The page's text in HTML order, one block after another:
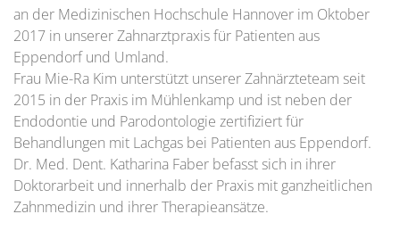
an der Medizinischen Hochschule Hannover im Oktober
2017 in unserer Zahnarztpraxis für Patienten aus
Eppendorf und Umland.
Frau Mie-Ra Kim unterstützt unserer Zahnärzteteam seit
2015 in der Praxis im Mühlenkamp und ist neben der
Endodontie und Parodontologie zertifiziert für
Behandlungen mit Lachgas bei Patienten aus Eppendorf.
Dr. Med. Dent. Katharina Faber befasst sich in ihrer
Doktorarbeit und innerhalb der Praxis mit ganzheitlichen
Zahnmedizin und ihrer Therapieansätze.